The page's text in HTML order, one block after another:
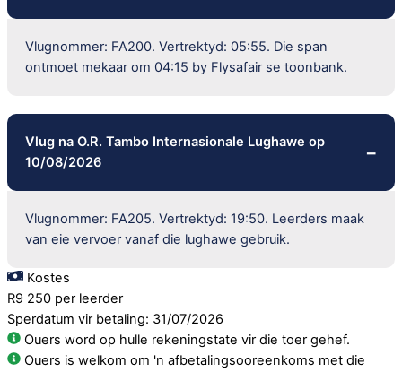
Vlugnommer: FA200. Vertrektyd: 05:55. Die span
ontmoet mekaar om 04:15 by Flysafair se toonbank.
Vlug na O.R. Tambo Internasionale Lughawe op
10/08/2026
Vlugnommer: FA205. Vertrektyd: 19:50. Leerders maak
van eie vervoer vanaf die lughawe gebruik.
Kostes
R9 250 per leerder
Sperdatum vir betaling: 31/07/2026
Ouers word op hulle rekeningstate vir die toer gehef.
Ouers is welkom om 'n afbetalingsooreenkoms met die